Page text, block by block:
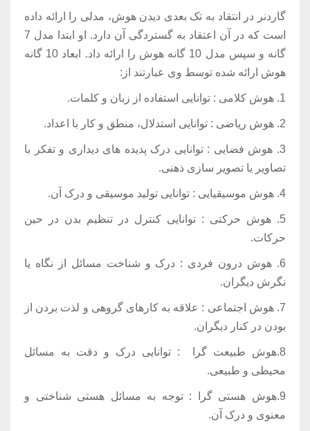
گاردنر در انتقاد به تک بعدی دیدن هوش، مدلی را ارائه داده
است که در آن اعتقاد به گستردگی آن دارد. او ابتدا مدل 7
گانه و سپس مدل 10 گانه هوش را ارائه داد. ابعاد 10 گانه
هوش ارائه شده توسط وی عبارتند از:
1. هوش کلامی : توانایی استفاده از زبان و کلمات.
2. هوش ریاضی : توانایی استدلال، منطق و کار با اعداد.
3. هوش فضایی : توانایی درک پدیده های دیداری و تفکر با
تصاویر یا تصویر سازی ذهنی.
4. هوش موسیقیایی : توانایی تولید موسیقی و درک آن.
5. هوش حرکتی : توانایی کنترل در تنظیم بدن در حین
حرکات.
6. هوش درون فردی : درک و شناخت مسائل از نگاه یا
نگرش دیگران.
7. هوش اجتماعی : علاقه به کارهای گروهی و لذت بردن از
بودن در کنار دیگران.
8.هوش طبیعت گرا : توانایی درک و دقت به مسائل
محیطی و طبیعی.
9.هوش هستی گرا
: توجه به مسائل هستی شناختی و
معنوی و درک آن.